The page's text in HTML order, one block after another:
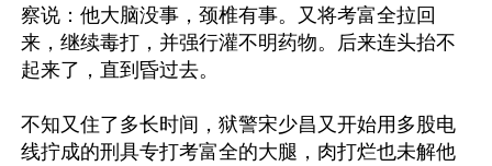
察说：他大脑没事，颈椎有事。又将考富全拉回
来，继续毒打，并强行灌不明药物。后来连头抬不
起来了，直到昏过去。
不知又住了多长时间，狱警宋少昌又开始用多股电
线拧成的刑具专打考富全的大腿，肉打烂也未解他